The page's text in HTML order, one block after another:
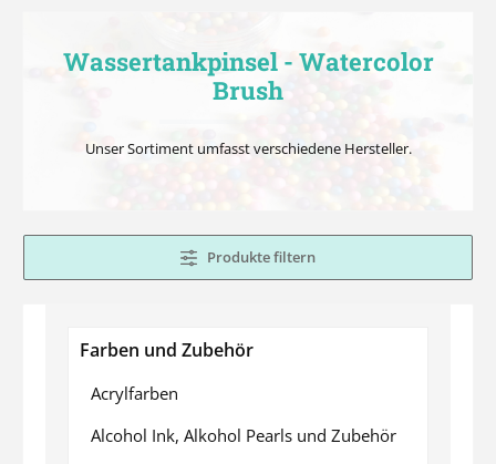
Wassertankpinsel - Watercolor
Brush
Unser Sortiment umfasst verschiedene Hersteller.
Produkte filtern
Farben und Zubehör
Acrylfarben
Alcohol Ink, Alkohol Pearls und Zubehör